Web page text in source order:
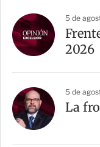
5 de
2026
5 de
La